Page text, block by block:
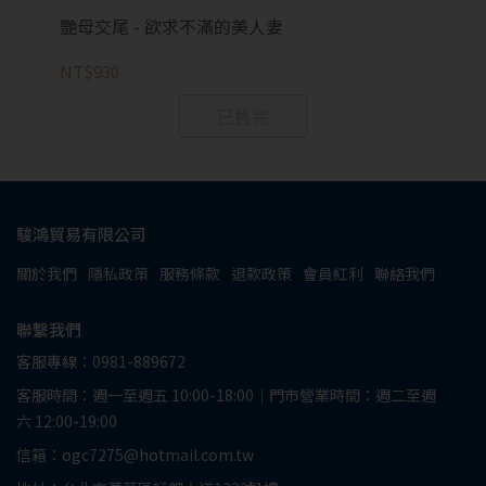
艷母交尾 - 欲求不滿的美人妻
NT$930
駿鴻貿易有限公司
關於我們 隱私政策 服務條款 退款政策 會員紅利 聯絡我們
聯繫我們
客服專線：0981-889672
客服時間：週一至週五 10:00-18:00｜門市營業時間：週二至週
六 12:00-19:00
信箱：ogc7275@hotmail.com.tw